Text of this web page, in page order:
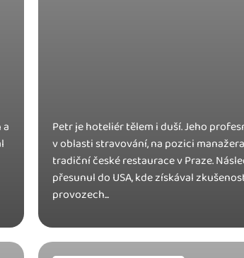
Petr je hoteliér tělem i duší. Jeho
v oblasti stravování, na pozici
tradiční české restaurace v Praze.
přesunul do USA, kde získával
provozech...